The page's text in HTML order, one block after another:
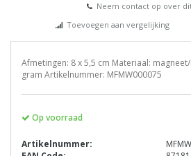
Neem contact op over
Toevoegen aan vergelijking
Afmetingen: 8 x 5,5 cm Materiaal:
gram Artikelnummer: MFMW000075
Op voorraad
Artikelnummer: